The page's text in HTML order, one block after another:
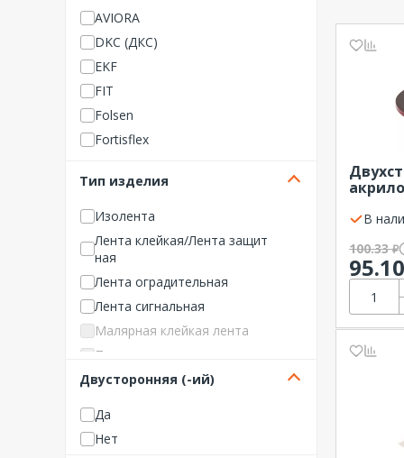
AVIORA
DKC (ДКС)
EKF
FIT
Folsen
Fortisflex
Henkel
IEK (ИЭК)
KRANZ
NO NAME Изделия для монт
ажа
PROCONNECT
REXANT
Schneider Electric
Systeme Electric
TEXENERGO
ЗУБР ОВК
Тип изделия
Изолента
Лента клейкая/Лента защит
ная
Лента оградительная
Лента сигнальная
Малярная клейкая лента
Прочие изделия
Двусторонняя (-ий)
Да
Нет
ролик
В
100.33₽
95.10